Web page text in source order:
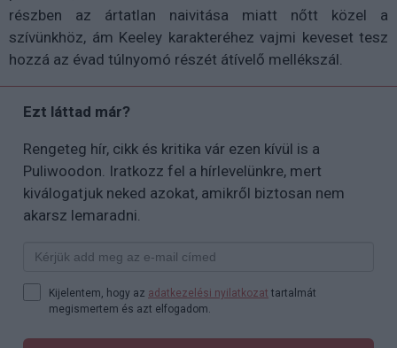
részben az ártatlan naivitása miatt nőtt közel a
szívünkhöz, ám Keeley karakteréhez vajmi keveset tesz
hozzá az évad túlnyomó részét átívelő mellékszál.
Ezt láttad már?
Rengeteg hír, cikk és kritika vár ezen kívül is a
Puliwoodon. Iratkozz fel a hírlevelünkre, mert
kiválogatjuk neked azokat, amikről biztosan nem
akarsz lemaradni.
Kijelentem, hogy az adatkezelési nyilatkozat tartalmát
megismertem és azt elfogadom.